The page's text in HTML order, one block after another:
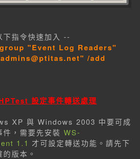
下指令快速加入 --
"Event Log Readers"
/add
設定事件轉送處理
XP 與 Windows 2003 中要可成
件，需要先安裝 WS-
1.1 才可設定轉送功能。請先下
版本。